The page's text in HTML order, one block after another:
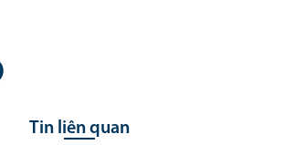
Tin liên quan